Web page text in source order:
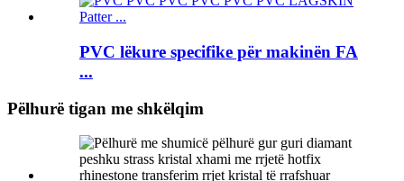
PVC lëkure specifike për makinën FA
...
Pëlhurë tigan me shkëlqim